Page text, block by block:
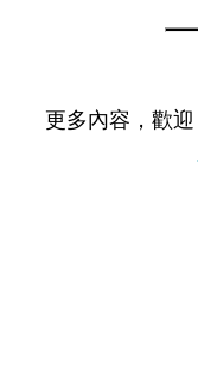
更多內容，歡迎